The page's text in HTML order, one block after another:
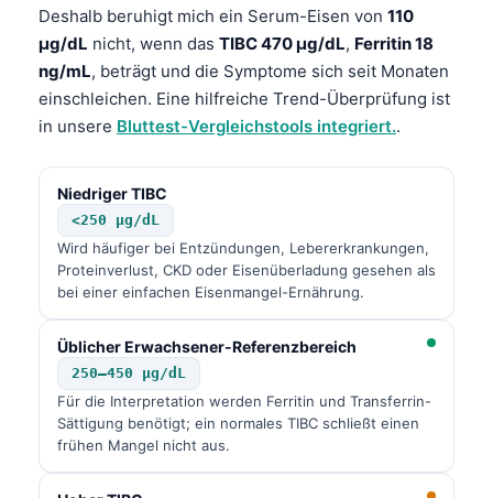
Deshalb beruhigt mich ein Serum-Eisen von 110
µg/dL nicht, wenn das TIBC 470 µg/dL, Ferritin 18
ng/mL, beträgt und die Symptome sich seit Monaten
einschleichen. Eine hilfreiche Trend-Überprüfung ist
in unsere Bluttest-Vergleichstools integriert..
Niedriger TIBC
<250 µg/dL
Wird häufiger bei Entzündungen, Lebererkrankungen,
Proteinverlust, CKD oder Eisenüberladung gesehen als
bei einer einfachen Eisenmangel-Ernährung.
Üblicher Erwachsener-Referenzbereich
250–450 µg/dL
Für die Interpretation werden Ferritin und Transferrin-
Sättigung benötigt; ein normales TIBC schließt einen
frühen Mangel nicht aus.